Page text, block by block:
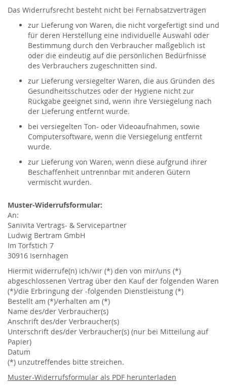
Das Widerrufsrecht besteht nicht bei Fernabsatzverträgen
zur Lieferung von Waren, die nicht vorgefertigt sind und
für deren Herstellung eine individuelle Auswahl oder
Bestimmung durch den Verbraucher maßgeblich ist
oder die eindeutig auf die persönlichen Bedürfnisse
des Verbrauchers zugeschnitten sind.
zur Lieferung versiegelter Waren, die aus Gründen des
Gesundheitsschutzes oder der Hygiene nicht zur
Rückgabe geeignet sind, wenn ihre Versiegelung nach
der Lieferung entfernt wurde.
bei versiegelten Ton- oder Videoaufnahmen, sowie
Computersoftware, wenn die Versiegelung entfernt
wurde.
zur Lieferung von Waren, wenn diese aufgrund ihrer
Beschaffenheit untrennbar mit anderen Gütern
vermischt wurden.
Muster-Widerrufsformular:
An:
Sanivita Vertrags- & Servicepartner
Ludwig Bertram GmbH
Im Torfstich 7
30916 Isernhagen
Hiermit widerrufe(n) ich/wir (*) den von mir/uns (*)
abgeschlossenen Vertrag über den Kauf der folgenden Waren
(*)/die Erbringung der -folgenden Dienstleistung (*)
Bestellt am (*)/erhalten am (*)
Name des/der Verbraucher(s)
Anschrift des/der Verbraucher(s)
Unterschrift des/der Verbraucher(s) (nur bei Mitteilung auf
Papier)
Datum
(*) unzutreffendes bitte streichen.
Muster-Widerrufsformular als PDF herunterladen